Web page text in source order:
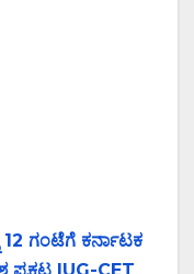
12 ಗಂಟೆಗೆ ಕರ್ನಾಟಕ
ಪ್ರಕಟ |UG-CET